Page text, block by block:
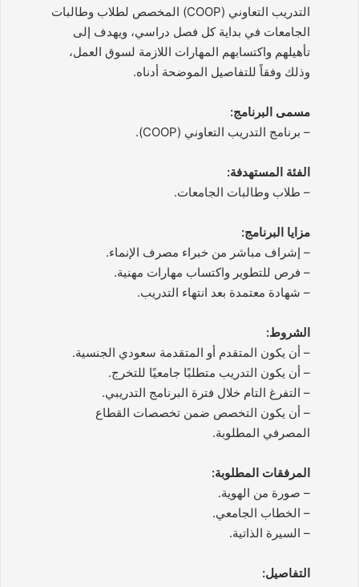
التدريب التعاوني (COOP) المخصص لطلاب وطالبات
الجامعات في بداية كل فصل دراسي، ويهدف إلى
تأهيلهم واكتسابهم المهارات اللازمة لسوق العمل،
وذلك وفقاً للتفاصيل الموضحة أدناه.
مسمى البرنامج:
– برنامج التدريب التعاوني (COOP).
الفئة المستهدفة:
– طلاب وطالبات الجامعات.
مزايا البرنامج:
– إشراف مباشر من خبراء مصرف الإنماء.
– فرص للتطوير واكتساب مهارات مهنية.
– شهادة معتمدة بعد انتهاء التدريب.
الشروط:
– أن يكون المتقدم أو المتقدمة سعودي الجنسية.
– أن يكون التدريب متطلبًا جامعيًا للتخرج.
– التفرغ التام خلال فترة البرنامج التدريبي.
– أن يكون التخصص ضمن تخصصات القطاع
المصرفي المطلوبة.
المرفقات المطلوبة:
– صورة من الهوية.
– الخطاب الجامعي.
– السيرة الذاتية.
التفاصيل: